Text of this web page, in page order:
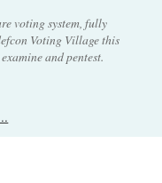
voting system, fully
Voting Village this
and pentest.